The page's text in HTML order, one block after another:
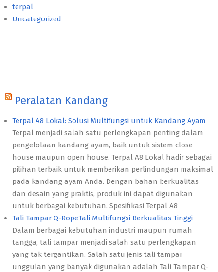
terpal
Uncategorized
Peralatan Kandang
Terpal A8 Lokal: Solusi Multifungsi untuk Kandang Ayam
Terpal menjadi salah satu perlengkapan penting dalam
pengelolaan kandang ayam, baik untuk sistem close
house maupun open house. Terpal A8 Lokal hadir sebagai
pilihan terbaik untuk memberikan perlindungan maksimal
pada kandang ayam Anda. Dengan bahan berkualitas
dan desain yang praktis, produk ini dapat digunakan
untuk berbagai kebutuhan. Spesifikasi Terpal A8
Tali Tampar Q-RopeTali Multifungsi Berkualitas Tinggi
Dalam berbagai kebutuhan industri maupun rumah
tangga, tali tampar menjadi salah satu perlengkapan
yang tak tergantikan. Salah satu jenis tali tampar
unggulan yang banyak digunakan adalah Tali Tampar Q-